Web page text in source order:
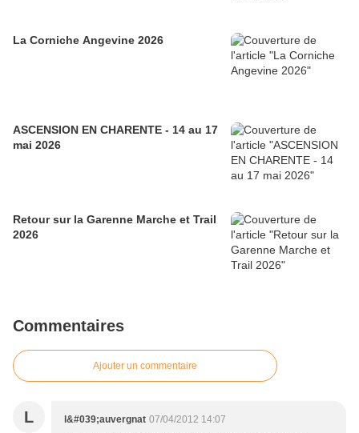
La Corniche Angevine 2026
ASCENSION EN CHARENTE - 14 au 17
mai 2026
Retour sur la Garenne Marche et Trail
2026
Commentaires
Ajouter un commentaire
L l&#039;auvergnat 07/04/2012 14:07